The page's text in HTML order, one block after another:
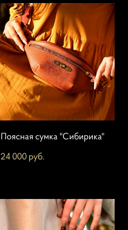
Поясная сумка "Сибирика"
24 000 pуб.